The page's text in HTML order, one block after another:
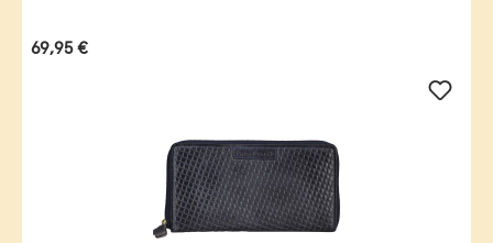
Regulärer Preis:
69,95 €